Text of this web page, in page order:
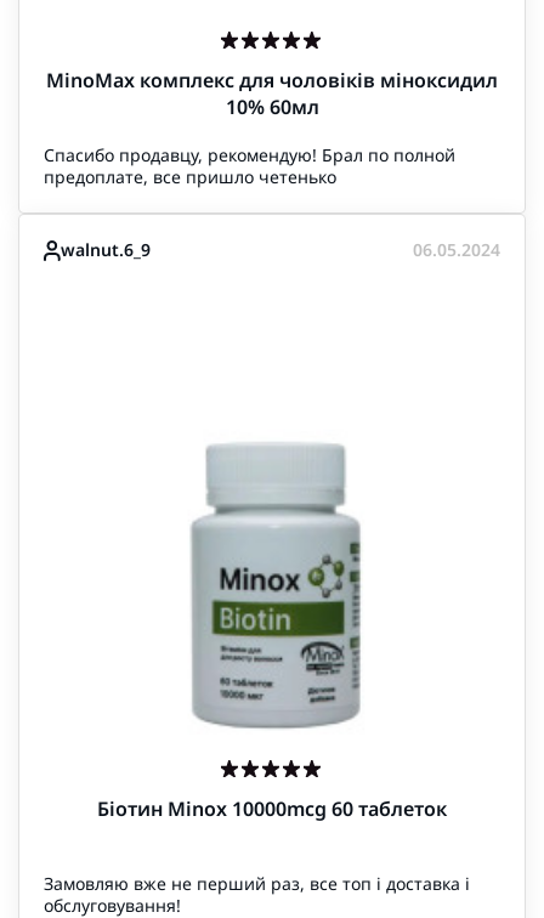
MinoMax комплекс для чоловіків міноксидил
10% 60мл
Спасибо продавцу, рекомендую! Брал по полной
предоплате, все пришло четенько
walnut.6_9 06.05.2024
Біотин Minox 10000mcg 60 таблеток
Замовляю вже не перший раз, все топ і доставка і
обслуговування!